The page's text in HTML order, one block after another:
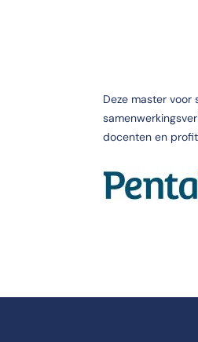
| Studeren doe je in Ede.
Deze master voor
docenten en